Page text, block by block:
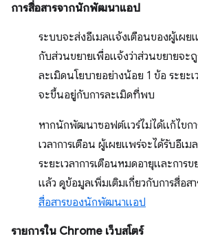
การสื่อสารจากนักพัฒนาแอป
ระบบจะส่งอีเมลแจ้งเตือนของผู้เผ
กับส่วนขยายเพื่อแจ้งว่าส่วนขยายจะ
ละเมิดนโยบายอย่างน้อย 1 ข้อ ระยะ
จะขึ้นอยู่กับการละเมิดที่พบ
หากนักพัฒนาซอฟต์แวร์ไม่ได้แก้ไขกา
เวลาการเตือน ผู้เผยแพร่จะได้รับอีเ
ระยะเวลาการเตือนหมดอายุและการ
แล้ว ดูข้อมูลเพิ่มเติมเกี่ยวกับการสื่อส
สื่อสารของนักพัฒนาแอป
รายการใน Chrome เว็บสโตร์